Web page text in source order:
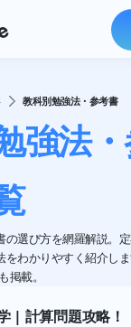
教科別勉強法・参考書
強法
の選び方を網羅解説。
をわかりやすく紹介し
掲載。
| 計算問題攻略！